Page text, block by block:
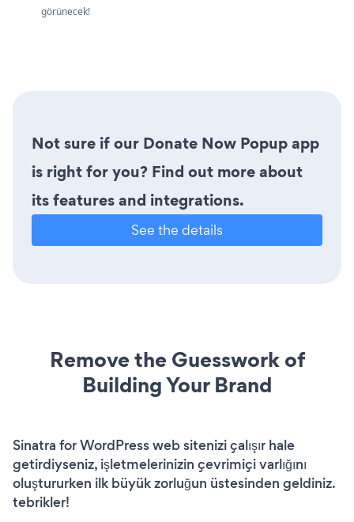
görünecek!
Not sure if our Donate Now Popup app
is right for you? Find out more about
its features and integrations.
See the details
Remove the Guesswork of
Building Your Brand
Sinatra for WordPress web sitenizi çalışır hale
getirdiyseniz, işletmelerinizin çevrimiçi varlığını
oluştururken ilk büyük zorluğun üstesinden geldiniz.
tebrikler!